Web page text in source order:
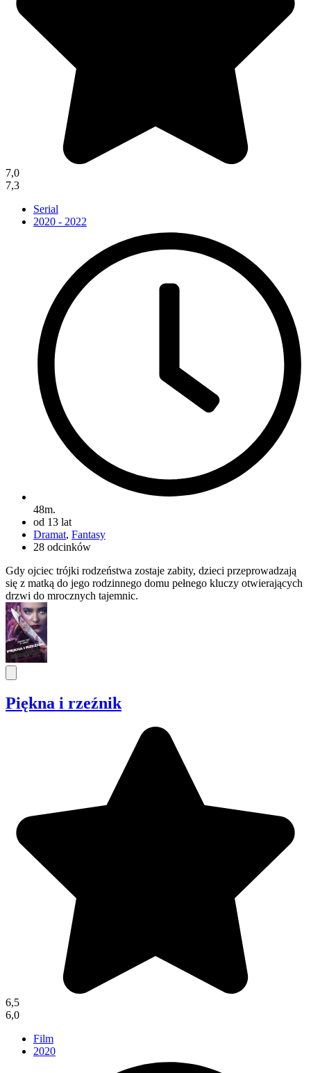
7,0
7,3
Serial
2020 - 2022
48m.
od 13 lat
Dramat, Fantasy
28 odcinków
Gdy ojciec trójki rodzeństwa zostaje zabity, dzieci przeprowadzają
się z matką do jego rodzinnego domu pełnego kluczy otwierających
drzwi do mrocznych tajemnic.
Piękna i rzeźnik
6,5
6,0
Film
2020